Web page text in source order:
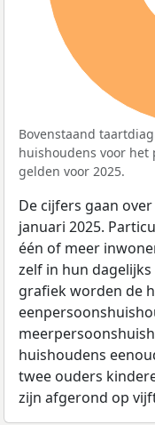
Bovenstaand
huishoudens voor het
gelden voor 2025.
De cijfers gaan
januari 2025.
één of meer
zelf in hun
grafiek worden de
huishoudens
twee ouders
zijn afgerond op